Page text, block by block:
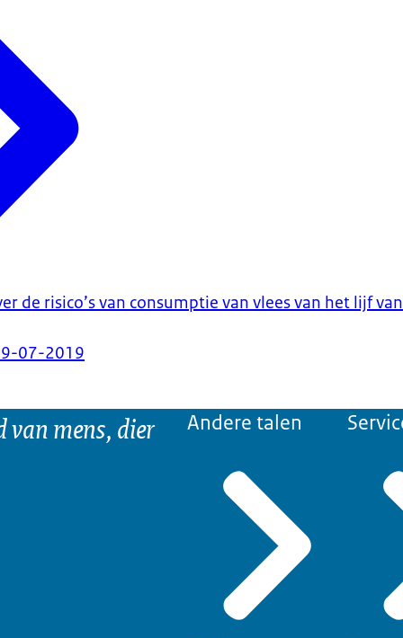
de risico’s van consumptie van vlees van het lijf
07-2019
van mens, dier Andere talen